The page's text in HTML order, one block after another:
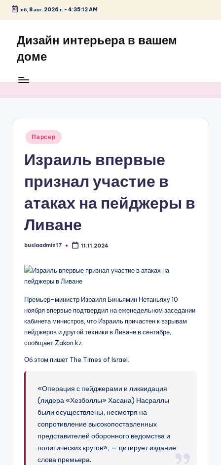
Перейти
содержимому
сб, 8 авг. 2026 г.- 4:35:12 AM
Дизайн интерьера в вашем
доме
Опубликовано
Парсер
Израиль впервые
признал участие в
атаках на пейджеры в
Ливане
Запись
buslaadmin17 11.11.2024
Премьер-министр Израиля Биньямин Нетаньяху 10
ноября впервые подтвердил на еженедельном заседании
кабинета министров, что Израиль причастен к взрывам
пейджеров и другой техники в Ливане в сентябре,
сообщает Zakon.kz.
Об этом пишет The Times of Israel.
«Операция с пейджерами и ликвидация
(лидера «Хезболлы» Хасана) Насраллы
были осуществлены, несмотря на
сопротивление высокопоставленных
представителей оборонного ведомства и
политических кругов», — цитирует издание
слова премьера.